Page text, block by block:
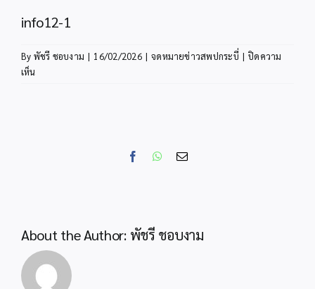
info12-1
By พัชรี ชอบงาม | 16/02/2026 | จดหมายข่าวสพปกระบี่ | ปิดความ
เห็น
FacebookWhatsApp
Email
About the Author: พัชรี ชอบงาม